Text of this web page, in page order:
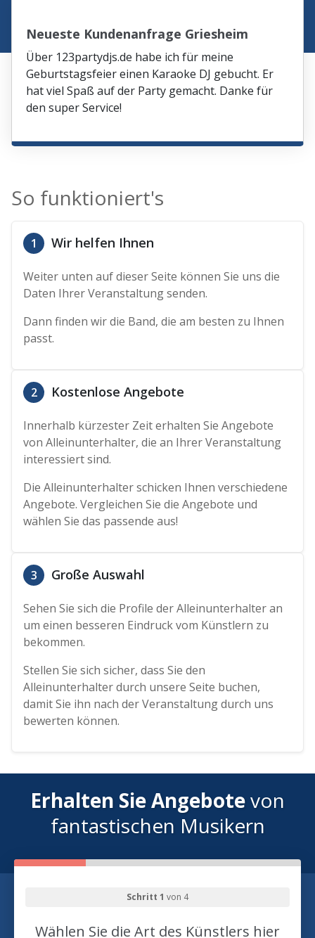
Neueste Kundenanfrage Griesheim
Über 123partydjs.de habe ich für meine
Geburtstagsfeier einen Karaoke DJ gebucht. Er
hat viel Spaß auf der Party gemacht. Danke für
den super Service!
So funktioniert's
1 Wir helfen Ihnen
Weiter unten auf dieser Seite können Sie uns die
Daten Ihrer Veranstaltung senden.
Dann finden wir die Band, die am besten zu Ihnen
passt.
2 Kostenlose Angebote
Innerhalb kürzester Zeit erhalten Sie Angebote
von Alleinunterhalter, die an Ihrer Veranstaltung
interessiert sind.
Die Alleinunterhalter schicken Ihnen verschiedene
Angebote. Vergleichen Sie die Angebote und
wählen Sie das passende aus!
3 Große Auswahl
Sehen Sie sich die Profile der Alleinunterhalter an
um einen besseren Eindruck vom Künstlern zu
bekommen.
Stellen Sie sich sicher, dass Sie den
Alleinunterhalter durch unsere Seite buchen,
damit Sie ihn nach der Veranstaltung durch uns
bewerten können.
Erhalten Sie Angebotevon
fantastischen Musikern
Schritt 1 von 4
Wählen Sie die Art des Künstlers hier